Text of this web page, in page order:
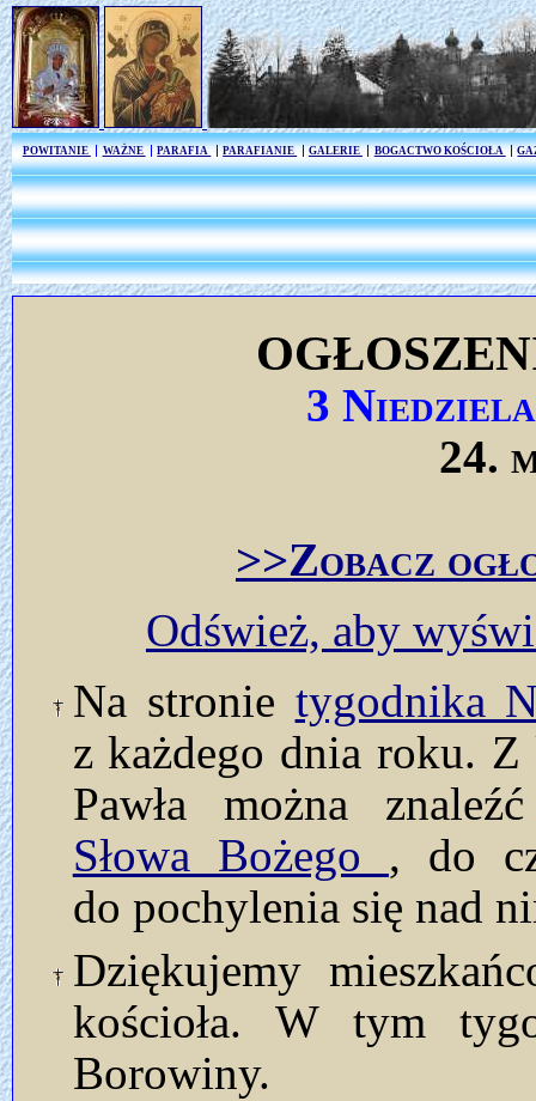
POWITANIE WAŻNE PARAFIA PARAFIANIE GALERIE BOGACTWO KOŚCIOŁA
3
24.
>>Zobacz
Odśwież, aby
Na stronie tygodnika
z każdego dnia roku. Z
Pawła można
Słowa Bożego , do
do pochylenia się nad
Dziękujemy
kościoła. W tym
Borowiny.